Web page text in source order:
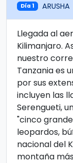
Día 1 ARUSHA
Llegada al
Kilimanjaro.
nuestro
Tanzania es
por sus
incluyen las
Serengueti,
"cinco
leopardos,
nacional del
montaña